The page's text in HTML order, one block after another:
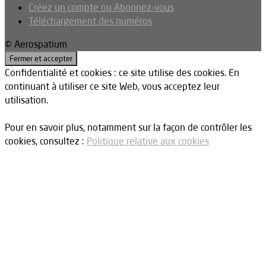
Créez un compte ou Abonnez-vous
Téléchargement des numéros
© Aerospatium
Confidentialité et cookies : ce site utilise des cookies. En
continuant à utiliser ce site Web, vous acceptez leur
utilisation.
Pour en savoir plus, notamment sur la façon de contrôler les
cookies, consultez : Politique relative aux cookies